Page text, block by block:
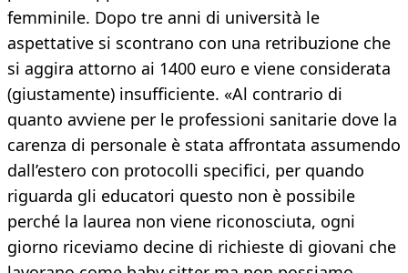
femminile. Dopo tre anni di università le
aspettative si scontrano con una retribuzione che
si aggira attorno ai 1400 euro e viene considerata
(giustamente) insufficiente. «Al contrario di
quanto avviene per le professioni sanitarie dove la
carenza di personale è stata affrontata assumendo
dall’estero con protocolli specifici, per quando
riguarda gli educatori questo non è possibile
perché la laurea non viene riconosciuta, ogni
giorno riceviamo decine di richieste di giovani che